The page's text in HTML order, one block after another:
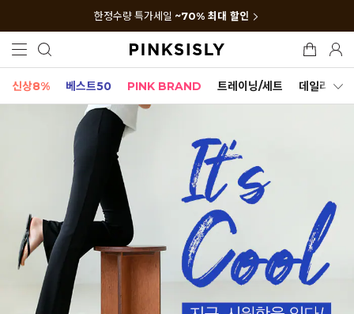
한정수량 특가세일 ~70% 최대 할인
신상8% 베스트50 PINK BRAND 트레이닝/세트 데일리세트